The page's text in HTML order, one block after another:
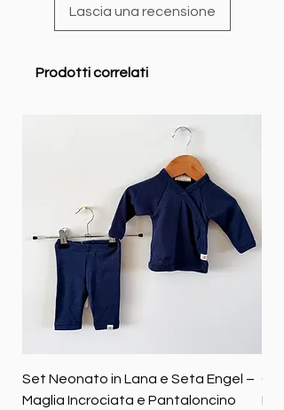
Lascia una recensione
Prodotti correlati
Set Neonato in Lana e Seta Engel –
Maglia Incrociata e Pantaloncino